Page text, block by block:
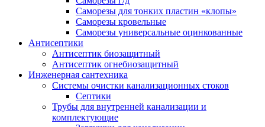
Саморезы для тонких пластин «клопы»
Саморезы кровельные
Саморезы универсальные оцинкованные
Антисептики
Антисептик биозащитный
Антисептик огнебиозащитный
Инженерная сантехника
Системы очистки канализационных стоков
Септики
Трубы для внутренней канализации и
комплектующие